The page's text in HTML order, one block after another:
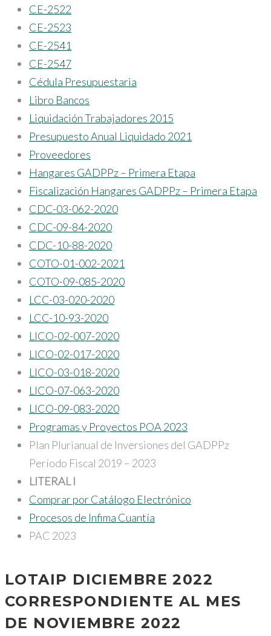
CE-2522
CE-2523
CE-2541
CE-2547
Cédula Presupuestaria
Libro Bancos
Liquidación Trabajadores 2015
Presupuesto Anual Liquidado 2021
Proveedores
Hangares GADPPz – Primera Etapa
Fiscalización Hangares GADPPz – Primera Etapa
CDC-03-062-2020
CDC-09-84-2020
CDC-10-88-2020
COTO-01-002-2021
COTO-09-085-2020
LCC-03-020-2020
LCC-10-93-2020
LICO-02-007-2020
LICO-02-017-2020
LICO-03-018-2020
LICO-07-063-2020
LICO-09-083-2020
Programas y Proyectos POA 2023
Plan Plurianual de Inversiones del GADPPz
Período Fiscal 2019 – 2023
LITERAL I
Comprar por Catálogo Electrónico
Procesos de Infima Cuantía
PAC 2023
LOTAIP DICIEMBRE 2022
CORRESPONDIENTE AL MES
DE NOVIEMBRE 2022